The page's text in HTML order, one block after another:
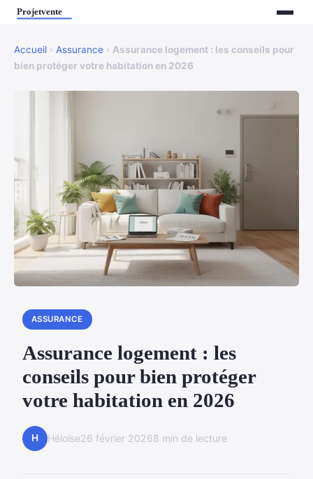
Accueil › Assurance › Assurance logement : les conseils pour
bien protéger votre habitation en 2026
ASSURANCE
Assurance logement : les
conseils pour bien protéger
votre habitation en 2026
H Héloïse26 février 20268 min de lecture